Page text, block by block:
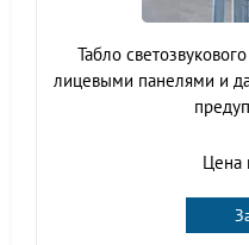
Табло
лицевыми панелями и
Цена